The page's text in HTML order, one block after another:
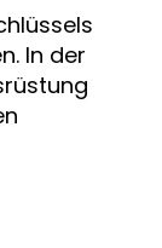
In der